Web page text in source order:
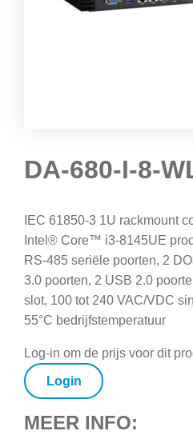
DA-680-I-8-
IEC 61850-3 1U rackmount
Intel® Core™ i3-8145UE
RS-485 seriële poorten, 2
3.0 poorten, 2 USB 2.0
slot, 100 tot 240 VAC/VDC
55°C bedrijfstemperatuur
Log-in om de prijs voor dit
Login
MEER INFO: